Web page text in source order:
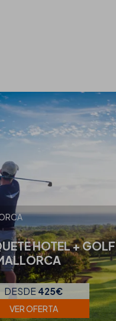
HOTEL + GOLF
DESDE 425€
VER OFERTA